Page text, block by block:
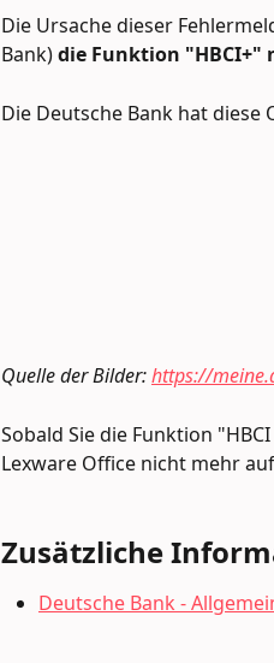
Die Ursache dieser
Bank) die Funktion
Die Deutsche Bank hat
Quelle der Bilder: https://
Sobald Sie die Funktion
Lexware Office nicht mehr
Zusätzliche
Deutsche Bank -